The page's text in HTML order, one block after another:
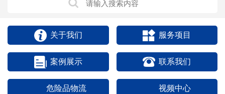
关于我们 服务项目
案例展示 联系我们
危险品物流 视频中心